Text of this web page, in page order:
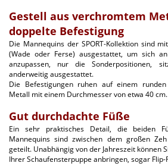
Gestell aus verchromtem
doppelte Befestigung
Die Mannequins der SPORT-Kollektion sind
(Wade oder Ferse) ausgestattet, um sich
anzupassen, nur die Sonderpositionen,
anderweitig ausgestattet.
Die Befestigungen ruhen auf einem
Metall mit einem Durchmesser von etwa 40 cm.
Gut durchdachte Füße
Ein sehr praktisches Detail, die beiden
Mannequins sind zwischen dem großen
geteilt. Unabhängig von der Jahreszeit können
Ihrer Schaufensterpuppe anbringen, sogar Flip-